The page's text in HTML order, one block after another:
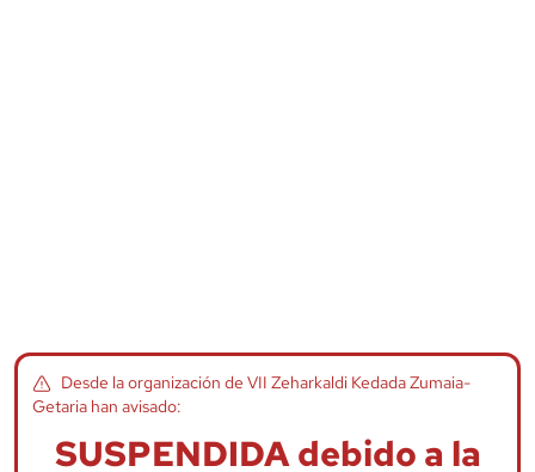
Desde la organización deVII Zeharkaldi Kedada Zumaia-
Getaria han avisado:
SUSPENDIDA debido a la